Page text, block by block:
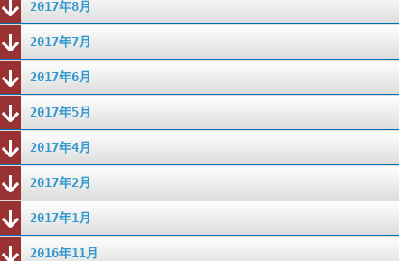
2017年8月
2017年7月
2017年6月
2017年5月
2017年4月
2017年2月
2017年1月
2016年11月